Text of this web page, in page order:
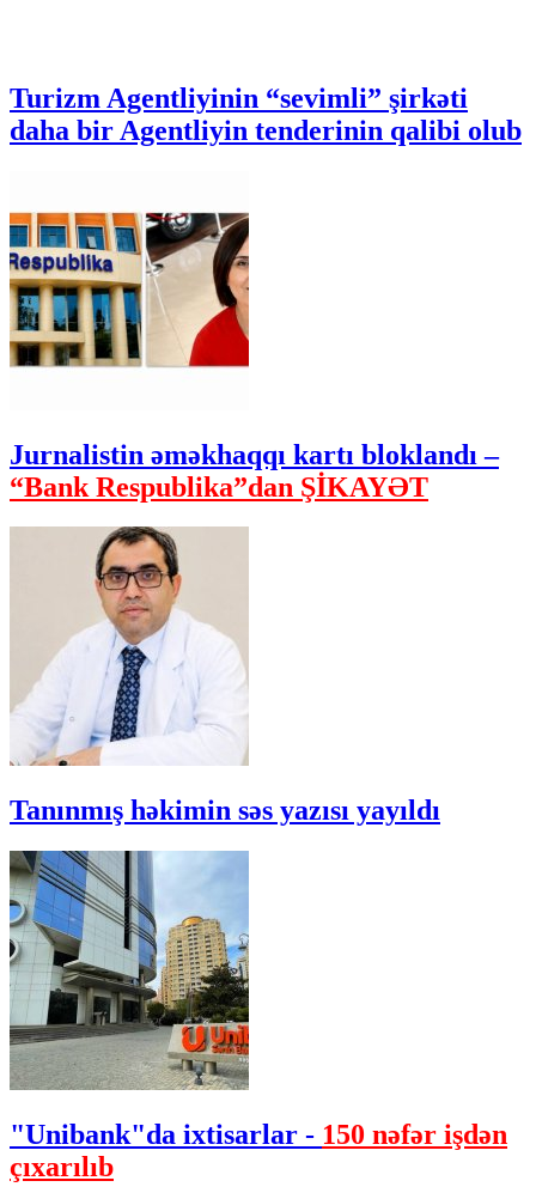
Turizm Agentliyinin “sevimli” şirkəti
daha bir Agentliyin tenderinin qalibi olub
Jurnalistin əməkhaqqı kartı bloklandı –
“Bank Respublika”dan ŞİKAYƏT
Tanınmış həkimin səs yazısı yayıldı
"Unibank"da ixtisarlar - 150 nəfər işdən
çıxarılıb